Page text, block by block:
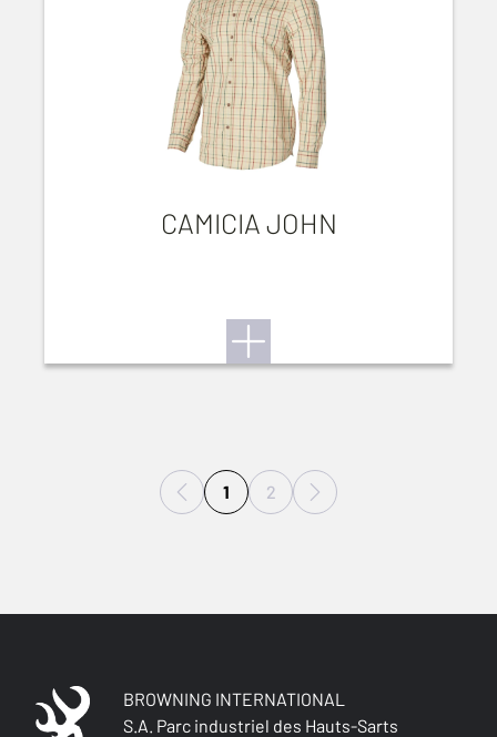
CAMICIA JOHN
1 2
BROWNING INTERNATIONAL
S.A. Parc industriel des Hauts-Sarts